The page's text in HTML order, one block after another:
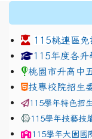
115桃連區免
link to https://
115年度各升
桃園市升高中
技專校院招生
115學年特色招
115學年技藝技
115學年大園國